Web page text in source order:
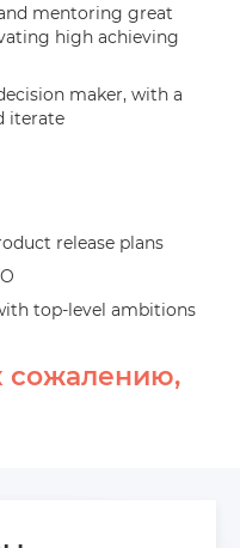
mentoring great
high achieving
maker, with a
iterate
release plans
top-level ambitions
сожалению,